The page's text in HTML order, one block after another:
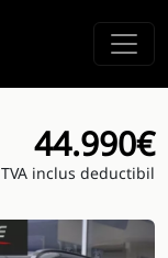
44.990€
TVA inclus deductibil